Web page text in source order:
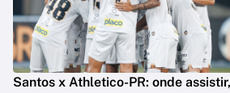
Santos x Athletico-PR: onde assistir,